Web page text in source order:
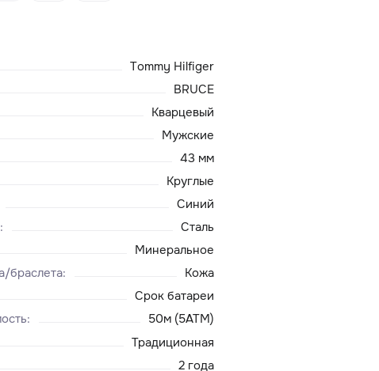
Tommy Hilfiger
BRUCE
Кварцевый
Мужские
43 мм
Круглые
Синий
:
Сталь
Минеральное
браслета:
Кожа
Срок батареи
:
50м (5ATM)
Традиционная
2 года
Доставка и оплата
Сервисный центр